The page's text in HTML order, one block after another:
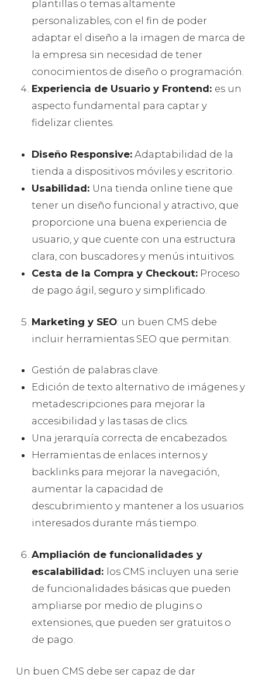
plantillas o temas altamente
personalizables, con el fin de poder
adaptar el diseño a la imagen de marca de
la empresa sin necesidad de tener
conocimientos de diseño o programación.
Experiencia de Usuario y Frontend: es un
aspecto fundamental para captar y
fidelizar clientes.
Diseño Responsive: Adaptabilidad de la
tienda a dispositivos móviles y escritorio.
Usabilidad: Una tienda online tiene que
tener un diseño funcional y atractivo, que
proporcione una buena experiencia de
usuario, y que cuente con una estructura
clara, con buscadores y menús intuitivos.
Cesta de la Compra y Checkout: Proceso
de pago ágil, seguro y simplificado.
Marketing y SEO: un buen CMS debe
incluir herramientas SEO que permitan:
Gestión de palabras clave.
Edición de texto alternativo de imágenes y
metadescripciones para mejorar la
accesibilidad y las tasas de clics.
Una jerarquía correcta de encabezados.
Herramientas de enlaces internos y
backlinks para mejorar la navegación,
aumentar la capacidad de
descubrimiento y mantener a los usuarios
interesados durante más tiempo.
Ampliación de funcionalidades y
escalabilidad: los CMS incluyen una serie
de funcionalidades básicas que pueden
ampliarse por medio de plugins o
extensiones, que pueden ser gratuitos o
de pago.
Un buen CMS debe ser capaz de dar